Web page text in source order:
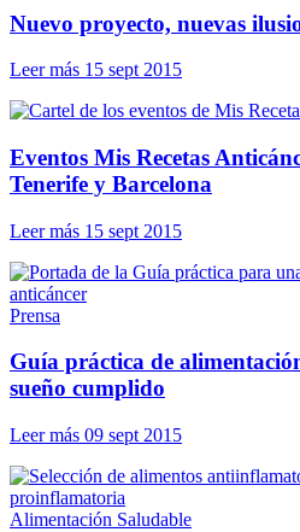
Nuevo proyecto, nuevas
Leer más 15 sept 2015
Eventos Mis Recetas
Tenerife y Barcelona
Leer más 15 sept 2015
Prensa
Guía práctica de
sueño cumplido
Leer más 09 sept 2015
Alimentación Saludable